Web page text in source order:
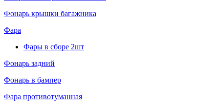
Фонарь крышки багажника
Фара
Фары в сборе 2шт
Фонарь задний
Фонарь в бампер
Фара противотуманная